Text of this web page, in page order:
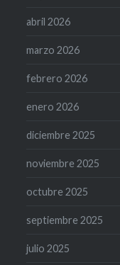
abril 2026
marzo 2026
febrero 2026
enero 2026
diciembre 2025
noviembre 2025
octubre 2025
septiembre 2025
julio 2025